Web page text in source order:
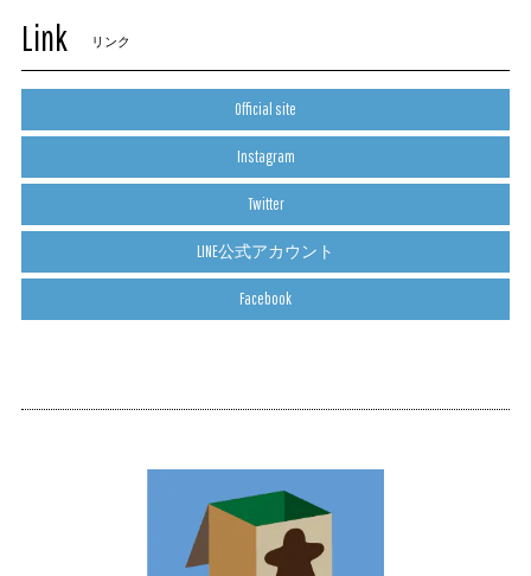
Link リンク
Official site
Instagram
Twitter
LINE公式アカウント
Facebook